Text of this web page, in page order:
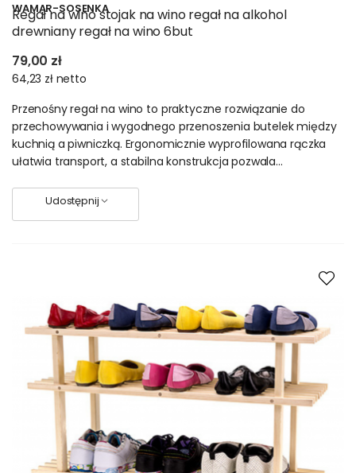
WAMAR-SOSENKA
Regał na wino stojak na wino regał na alkohol
drewniany regał na wino 6but
79,00 zł
64,23 zł netto
Przenośny regał na wino to praktyczne rozwiązanie do
przechowywania i wygodnego przenoszenia butelek między
kuchnią a piwniczką. Ergonomicznie wyprofilowana rączka
ułatwia transport, a stabilna konstrukcja pozwala...
Udostępnij